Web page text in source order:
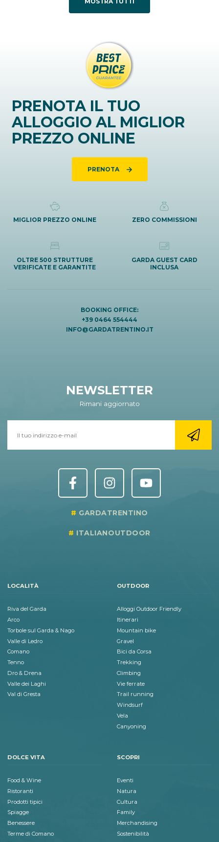
PRENOTA IL TUO
ALLOGGIO AL MIGLIOR
PREZZO ONLINE
PRENOTA
MIGLIOR PREZZO ONLINE ZERO COMMISSIONI
OLTRE 500 STRUTTURE
VERIFICATE E GARANTITE
GARDA GUEST CARD
INCLUSA
BOOKING OFFICE:
+39 0464 554444
INFO@GARDATRENTINO.IT
NEWSLETTER
Rimani aggiornato
GARDATRENTINO
ITALIANOUTDOOR
LOCALITÀ
Riva del Garda
Arco
Torbole sul Garda & Nago
Valle di Ledro
Comano
Tenno
Dro & Drena
Valle dei Laghi
Val di Gresta
OUTDOOR
Alloggi Outdoor Friendly
Itinerari
Mountain bike
Gravel
Bici da Corsa
Trekking
Climbing
Vie ferrate
Trail running
Windsurf
Vela
Canyoning
DOLCE VITA
Food & Wine
Ristoranti
Prodotti tipici
Spiagge
Benessere
Terme di Comano
SCOPRI
Eventi
Natura
Cultura
Family
Merchandising
Sostenibilità